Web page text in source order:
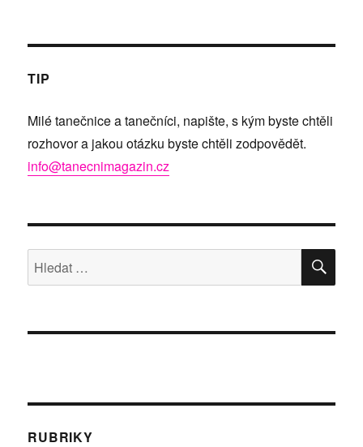
TIP
Milé tanečnice a tanečníci, napište, s kým byste chtěli
rozhovor a jakou otázku byste chtěli zodpovědět.
info@tanecnimagazin.cz
Hledat:
RUBRIKY